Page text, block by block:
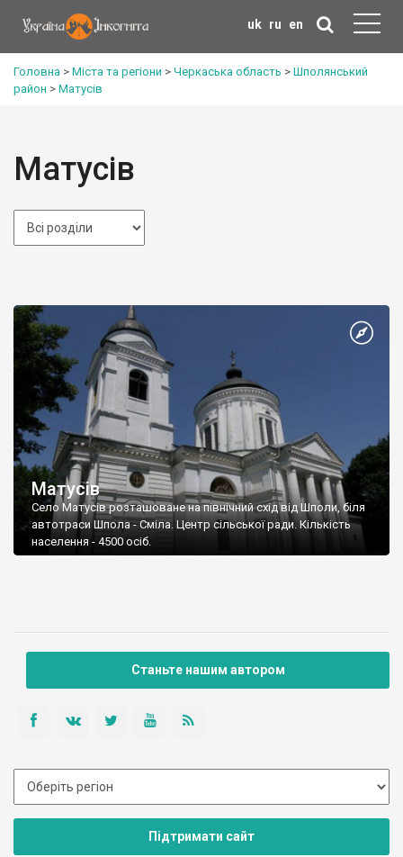
uk ru en
Головна > Міста та регіони > Черкаська область > Шполянський
район > Матусів
Матусів
Матусів
Село Матусів розташоване на північний схід від Шполи, біля
автотраси Шпола - Сміла. Центр сільської ради. Кількість
населення - 4500 осіб.
Станьте нашим автором
Підтримати сайт